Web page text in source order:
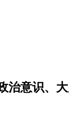
治意识、